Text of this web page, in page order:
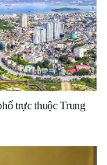
trực thuộc Trung